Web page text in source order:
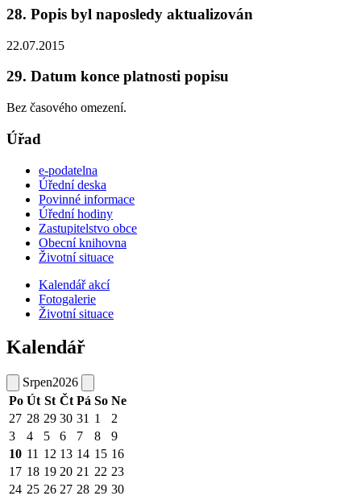
28. Popis byl naposledy aktualizován
22.07.2015
29. Datum konce platnosti popisu
Bez časového omezení.
Úřad
e-podatelna
Úřední deska
Povinné informace
Úřední hodiny
Zastupitelstvo obce
Obecní knihovna
Životní situace
Kalendář akcí
Fotogalerie
Životní situace
Kalendář
Srpen2026
Po Út St Čt Pá So Ne
27 28 29 30 31 1
2
3
4 5 6 7 8
9
10 11 12 13 14 15 16
17 18 19 20 21 22 23
24 25 26 27 28 29 30